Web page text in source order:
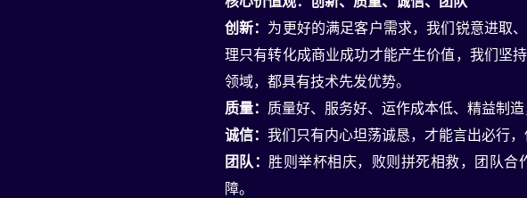
创新： 为更好的满足客户需求，我们锐意进取
理只有转化成商业成功才能产生价值，我们坚
领域，都具有技术先发优势。
质量： 质量好、服务好、运作成本低、精益制
诚信： 我们只有内心坦荡诚恳，才能言出必行
团队： 胜则举杯相庆，败则拼死相救，团队
障。